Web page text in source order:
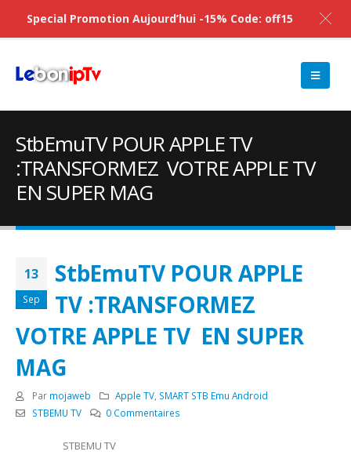
StbEmuTV POUR APPLE TV
:TRANSFORMEZ VOTRE APPLE TV
EN SUPER MAG
13
Sep
StbEmuTV POUR APPLE
TV :TRANSFORMEZ
VOTRE APPLE TV EN SUPER
MAG
Par mojaweb Apple TV SMART STB Emu Android
STBEMU TV
0 Commentaires
STBEMU TV
Special Promotion Aujourd’hui -15% Code: off15